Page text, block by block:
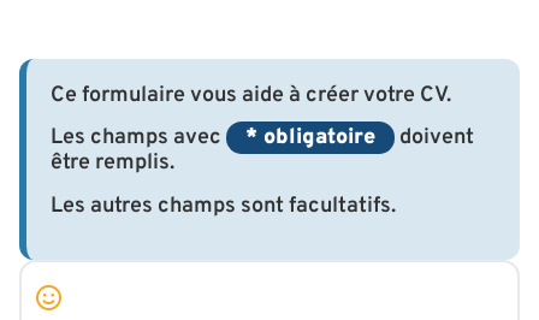
Ce formulaire vous aide à créer votre CV.
Les champs avec
* obligatoire
doivent
être remplis.
Les autres champs sont facultatifs.